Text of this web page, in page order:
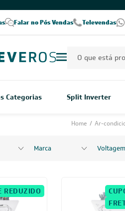
Falar no Pós Vendas Televendas
Categorias Split Inverter
Home / Ar-
Marca Voltagem
REDUZIDO